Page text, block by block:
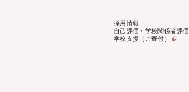
採用情報
自己評価・学校関係者評価
学校支援（ご寄付）